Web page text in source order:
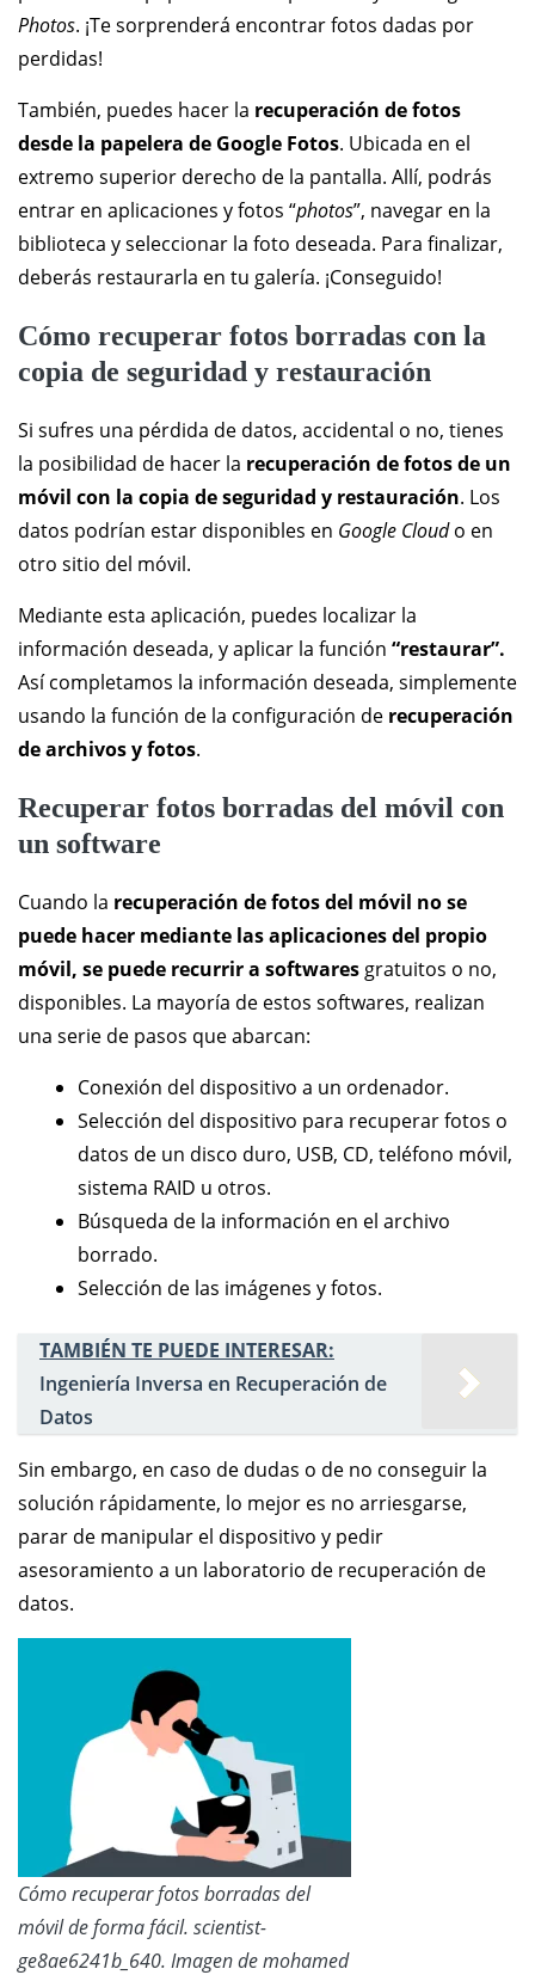
Photos. ¡Te sorprenderá encontrar fotos dadas por
perdidas!
También, puedes hacer la recuperación de fotos
desde la papelera de Google Fotos. Ubicada en el
extremo superior derecho de la pantalla. Allí, podrás
entrar en aplicaciones y fotos “photos”, navegar en la
biblioteca y seleccionar la foto deseada. Para finalizar,
deberás restaurarla en tu galería. ¡Conseguido!
Cómo recuperar fotos borradas con la
copia de seguridad y restauración
Si sufres una pérdida de datos, accidental o no, tienes
la posibilidad de hacer la recuperación de fotos de un
móvil con la copia de seguridad y restauración. Los
datos podrían estar disponibles en Google Cloudo en
otro sitio del móvil.
Mediante esta aplicación, puedes localizar la
información deseada, y aplicar la función “restaurar”.
Así completamos la información deseada, simplemente
usando la función de la configuración de recuperación
de archivos y fotos.
Recuperar fotos borradas del móvil con
un software
Cuando la recuperación de fotos del móvil no se
puede hacer mediante las aplicacionesdel propio
móvil, se puede recurrir a softwares gratuitos o no,
disponibles. La mayoría de estos softwares, realizan
una serie de pasos que abarcan:
Conexión del dispositivo a un ordenador.
Selección del dispositivo para recuperar fotos o
datos de un disco duro, USB, CD, teléfono móvil,
sistema RAID u otros.
Búsqueda de la información en el archivo
borrado.
Selección de las imágenes y fotos.
TAMBIÉN TE PUEDE INTERESAR:
Ingeniería Inversa en Recuperación de
Datos
Sin embargo, en caso de dudas o de no conseguir la
solución rápidamente, lo mejor es no arriesgarse,
parar de manipular el dispositivo y pedir
asesoramiento a un laboratorio de recuperación de
datos.
Cómo recuperar fotos borradas del
móvil de forma fácil. scientist-
ge8ae6241b_640. Imagen de mohamed